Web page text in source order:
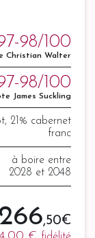
98/100
Christian Walter
98/100
James Suckling
21% cabernet
franc
à boire entre
2028 et 2048
266,50 €